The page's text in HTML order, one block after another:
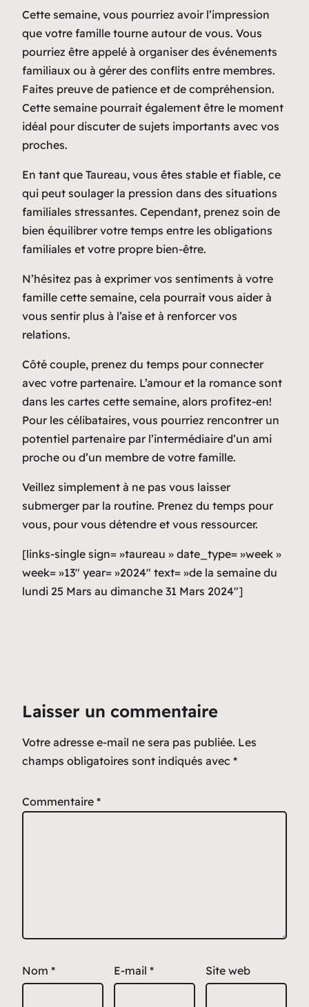
Cette semaine, vous pourriez avoir l’impression
que votre famille tourne autour de vous. Vous
pourriez être appelé à organiser des événements
familiaux ou à gérer des conflits entre membres.
Faites preuve de patience et de compréhension.
Cette semaine pourrait également être le moment
idéal pour discuter de sujets importants avec vos
proches.
En tant que Taureau, vous êtes stable et fiable, ce
qui peut soulager la pression dans des situations
familiales stressantes. Cependant, prenez soin de
bien équilibrer votre temps entre les obligations
familiales et votre propre bien-être.
N’hésitez pas à exprimer vos sentiments à votre
famille cette semaine, cela pourrait vous aider à
vous sentir plus à l’aise et à renforcer vos
relations.
Côté couple, prenez du temps pour connecter
avec votre partenaire. L’amour et la romance sont
dans les cartes cette semaine, alors profitez-en!
Pour les célibataires, vous pourriez rencontrer un
potentiel partenaire par l’intermédiaire d’un ami
proche ou d’un membre de votre famille.
Veillez simplement à ne pas vous laisser
submerger par la routine. Prenez du temps pour
vous, pour vous détendre et vous ressourcer.
[links-single sign= »taureau » date_type= »week »
week= »13″ year= »2024″ text= »de la semaine du
lundi 25 Mars au dimanche 31 Mars 2024″]
Laisser un commentaire
Votre adresse e-mail ne sera pas publiée. Les
champs obligatoires sont indiqués avec *
Commentaire *
Nom * E-mail * Site web